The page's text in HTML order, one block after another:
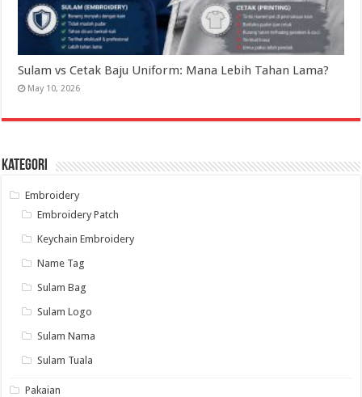
Sulam vs Cetak Baju Uniform: Mana Lebih Tahan Lama?
May 10, 2026
Kategori
Embroidery
Embroidery Patch
Keychain Embroidery
Name Tag
Sulam Bag
Sulam Logo
Sulam Nama
Sulam Tuala
Pakaian